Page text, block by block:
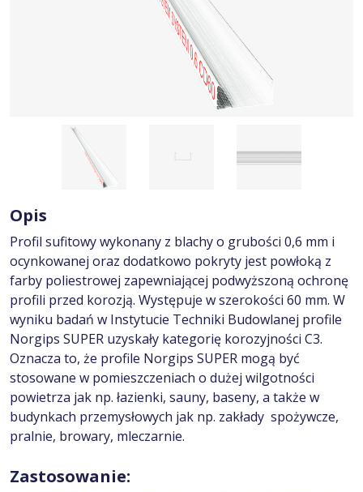
Opis
Profil sufitowy wykonany z blachy o grubości 0,6 mm i
ocynkowanej oraz dodatkowo pokryty jest powłoką z
farby poliestrowej zapewniającej podwyższoną ochronę
profili przed korozją. Występuje w szerokości 60 mm. W
wyniku badań w Instytucie Techniki Budowlanej profile
Norgips SUPER uzyskały kategorię korozyjności C3.
Oznacza to, że profile Norgips SUPER mogą być
stosowane w pomieszczeniach o dużej wilgotności
powietrza jak np. łazienki, sauny, baseny, a także w
budynkach przemysłowych jak np. zakłady spożywcze,
pralnie, browary, mleczarnie.
Zastosowanie: